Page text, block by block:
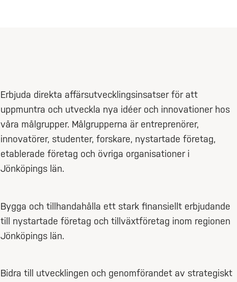
Erbjuda direkta affärsutvecklingsinsatser för att
uppmuntra och utveckla nya idéer och innovationer hos
våra målgrupper. Målgrupperna är entreprenörer,
innovatörer, studenter, forskare, nystartade företag,
etablerade företag och övriga organisationer i
Jönköpings län.
Bygga och tillhandahålla ett stark finansiellt erbjudande
till nystartade företag och tillväxtföretag inom regionen
Jönköpings län.
Bidra till utvecklingen och genomförandet av strategiskt